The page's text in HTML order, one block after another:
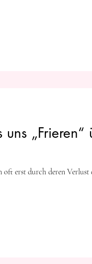
„Frieren“
oft erst durch deren Verlust